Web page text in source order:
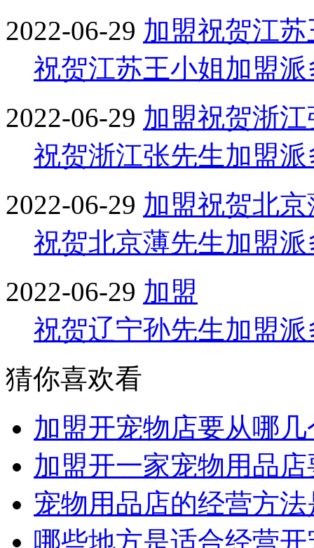
2022-06-29 加盟祝贺江
祝贺江苏王小姐加盟
2022-06-29 加盟祝贺浙
祝贺浙江张先生加盟
2022-06-29 加盟祝贺北
祝贺北京薄先生加盟
2022-06-29 加盟
祝贺辽宁孙先生加盟
猜你喜欢看
加盟开宠物店要从哪
加盟开一家宠物用品
宠物用品店的经营方
哪些地方是适合经营